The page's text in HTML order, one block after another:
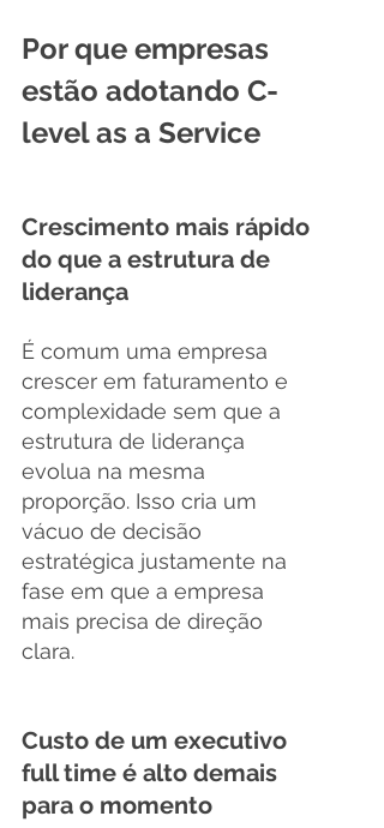
Por que empresas
estão adotando C-
level as a Service
Crescimento mais rápido
do que a estrutura de
liderança
É comum uma empresa
crescer em faturamento e
complexidade sem que a
estrutura de liderança
evolua na mesma
proporção. Isso cria um
vácuo de decisão
estratégica justamente na
fase em que a empresa
mais precisa de direção
clara.
Custo de um executivo
full time é alto demais
para o momento